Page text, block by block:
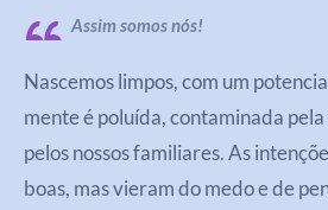
Assim somos nós!
Nascemos limpos, com um
mente é poluída, contaminada
pelos nossos familiares. As
boas, mas vieram do medo e de